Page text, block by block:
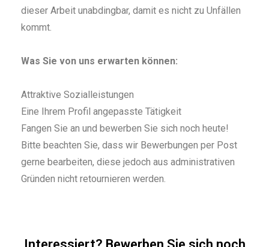
dieser Arbeit unabdingbar, damit es nicht zu Unfällen
kommt.
Was Sie von uns erwarten können:
Attraktive Sozialleistungen
Eine Ihrem Profil angepasste Tätigkeit
Fangen Sie an und bewerben Sie sich noch heute!
Bitte beachten Sie, dass wir Bewerbungen per Post
gerne bearbeiten, diese jedoch aus administrativen
Gründen nicht retournieren werden.